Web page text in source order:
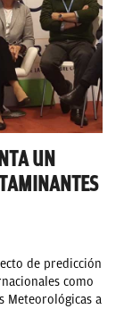
UN
de predicción
como
Meteorológicas a